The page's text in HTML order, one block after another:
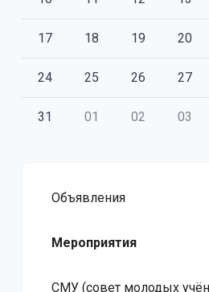
17 18 19 20
24 25 26 27
31 01 02 03
Объявления
Мероприятия
СМУ (совет молодых